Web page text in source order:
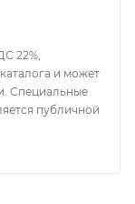
22%,
и может
Специальные
публичной